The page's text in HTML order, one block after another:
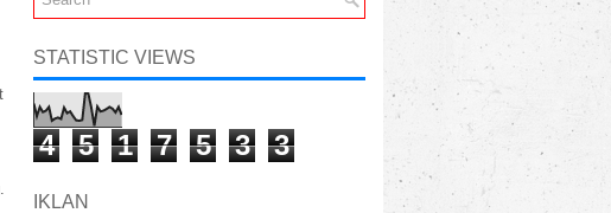
STATISTIC VIEWS
4 5 1 7 5 3 3
IKLAN